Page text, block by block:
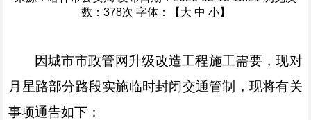
数： 378次 字体：【 大 中 小】
因城市市政管网升级改造工程施工需要，现对
月星路部分路段实施临时封闭交通管制，现将有关
事项通告如下：